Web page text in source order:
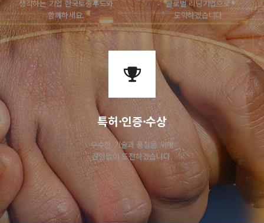
생각하는 기업 한국토종푸드와
함께하세요.
글로벌 리딩기업으로
도약하겠습니다
특허·인증·수상
우수한 기술과 품질을 위해
끊임없이 도전하겠습니다.